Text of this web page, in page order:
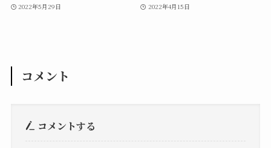
2022年5月29日 2022年4月15日
コメント
コメントする